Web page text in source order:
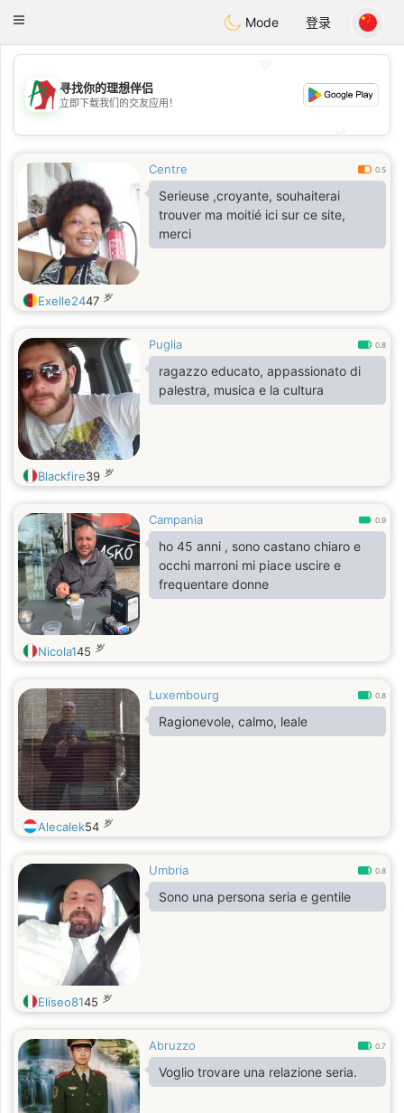
AmamiOra
Toggle
Mode 登录
💖
💕
寻找你的理想伴侣
立即下载我们的交友应用！
Centre 0.5
Serieuse ,croyante, souhaiterai
trouver ma moitié ici sur ce site,
merci
Exelle2447 岁
Puglia 0.8
ragazzo educato, appassionato di
palestra, musica e la cultura
Blackfire39 岁
Campania 0.9
ho 45 anni , sono castano chiaro e
occhi marroni mi piace uscire e
frequentare donne
Nicola145 岁
Luxembourg 0.8
Ragionevole, calmo, leale
Alecalek54 岁
Umbria 0.8
Sono una persona seria e gentile
Eliseo8145 岁
Abruzzo 0.7
Voglio trovare una relazione seria.